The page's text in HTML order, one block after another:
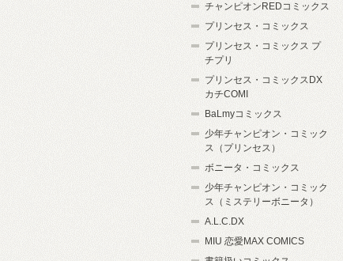
チャンピオンREDコミックス
プリンセス・コミックス
プリンセス・コミックス プ
チプリ
プリンセス・コミックスDX
カチCOMI
BaLmyコミックス
少年チャンピオン・コミック
ス（プリンセス）
ボニータ・コミックス
少年チャンピオン・コミック
ス（ミステリーボニータ）
A.L.C.DX
MIU 恋愛MAX COMICS